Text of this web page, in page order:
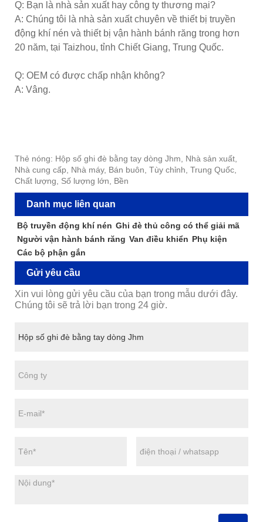
Q: Bạn là nhà sản xuất hay công ty thương mại?
A: Chúng tôi là nhà sản xuất chuyên về thiết bị truyền
động khí nén và thiết bị vận hành bánh răng trong hơn
20 năm, tại Taizhou, tỉnh Chiết Giang, Trung Quốc.
Q: OEM có được chấp nhận không?
A: Vâng.
Thẻ nóng: Hộp số ghi đè bằng tay dòng Jhm, Nhà sản xuất,
Nhà cung cấp, Nhà máy, Bán buôn, Tùy chỉnh, Trung Quốc,
Chất lượng, Số lượng lớn, Bền
Danh mục liên quan
Bộ truyền động khí nén Ghi đè thủ công có thể giải mã
Người vận hành bánh răng Van điều khiển Phụ kiện
Các bộ phận gắn
Gửi yêu cầu
Xin vui lòng gửi yêu cầu của bạn trong mẫu dưới đây.
Chúng tôi sẽ trả lời bạn trong 24 giờ.